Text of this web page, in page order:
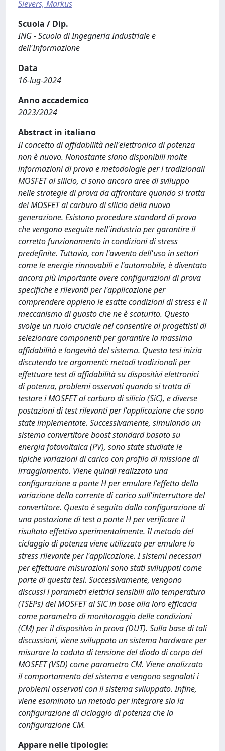
Sievers, Markus
Scuola / Dip.
ING - Scuola di Ingegneria Industriale e
dell'Informazione
Data
16-lug-2024
Anno accademico
2023/2024
Abstract in italiano
Il concetto di affidabilità nell'elettronica di potenza
non è nuovo. Nonostante siano disponibili molte
informazioni di prova e metodologie per i tradizionali
MOSFET al silicio, ci sono ancora aree di sviluppo
nelle strategie di prova da affrontare quando si tratta
dei MOSFET al carburo di silicio della nuova
generazione. Esistono procedure standard di prova
che vengono eseguite nell'industria per garantire il
corretto funzionamento in condizioni di stress
predefinite. Tuttavia, con l'avvento dell'uso in settori
come le energie rinnovabili e l'automobile, è diventato
ancora più importante avere configurazioni di prova
specifiche e rilevanti per l'applicazione per
comprendere appieno le esatte condizioni di stress e il
meccanismo di guasto che ne è scaturito. Questo
svolge un ruolo cruciale nel consentire ai progettisti di
selezionare componenti per garantire la massima
affidabilità e longevità del sistema. Questa tesi inizia
discutendo tre argomenti: metodi tradizionali per
effettuare test di affidabilità su dispositivi elettronici
di potenza, problemi osservati quando si tratta di
testare i MOSFET al carburo di silicio (SiC), e diverse
postazioni di test rilevanti per l'applicazione che sono
state implementate. Successivamente, simulando un
sistema convertitore boost standard basato su
energia fotovoltaica (PV), sono state studiate le
tipiche variazioni di carico con profilo di missione di
irraggiamento. Viene quindi realizzata una
configurazione a ponte H per emulare l'effetto della
variazione della corrente di carico sull'interruttore del
convertitore. Questo è seguito dalla configurazione di
una postazione di test a ponte H per verificare il
risultato effettivo sperimentalmente. Il metodo del
ciclaggio di potenza viene utilizzato per emulare lo
stress rilevante per l'applicazione. I sistemi necessari
per effettuare misurazioni sono stati sviluppati come
parte di questa tesi. Successivamente, vengono
discussi i parametri elettrici sensibili alla temperatura
(TSEPs) del MOSFET al SiC in base alla loro efficacia
come parametro di monitoraggio delle condizioni
(CM) per il dispositivo in prova (DUT). Sulla base di tali
discussioni, viene sviluppato un sistema hardware per
misurare la caduta di tensione del diodo di corpo del
MOSFET (VSD) come parametro CM. Viene analizzato
il comportamento del sistema e vengono segnalati i
problemi osservati con il sistema sviluppato. Infine,
viene esaminato un metodo per integrare sia la
configurazione di ciclaggio di potenza che la
configurazione CM.
Appare nelle tipologie: